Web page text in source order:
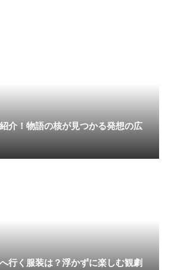
介！物語の核が見つかる発想の広
行く服装は？浮かずに楽しむ観劇